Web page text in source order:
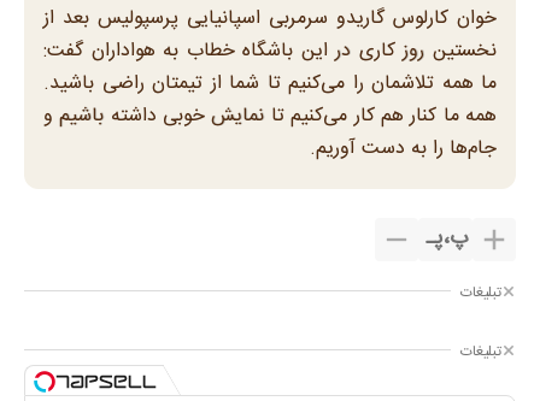
خوان کارلوس گاریدو سرمربی اسپانیایی پرسپولیس بعد از
نخستین روز کاری در این باشگاه خطاب به هواداران گفت:
ما همه تلاشمان را می‌کنیم تا شما از تیمتان راضی باشید.
همه ما کنار هم کار می‌کنیم تا نمایش خوبی داشته باشیم و
جام‌ها را به دست آوریم.
پ،پـ
تبلیغات
تبلیغات